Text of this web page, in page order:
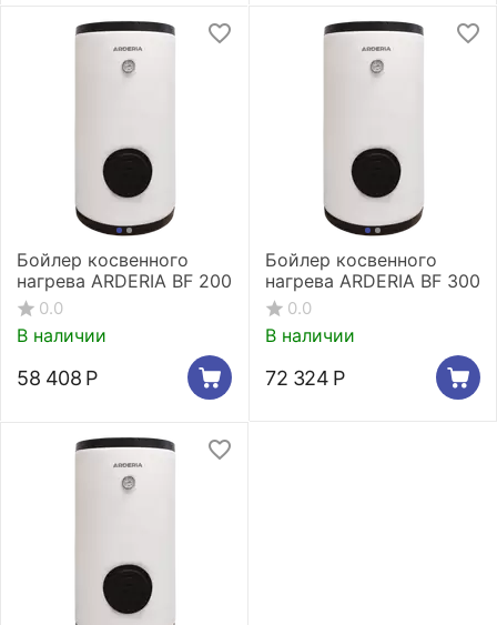
Бойлер косвенного
нагрева ARDERIA BF 200
0.0
В наличии
58 408 Р
Бойлер косвенного
нагрева ARDERIA BF 300
0.0
В наличии
72 324 Р